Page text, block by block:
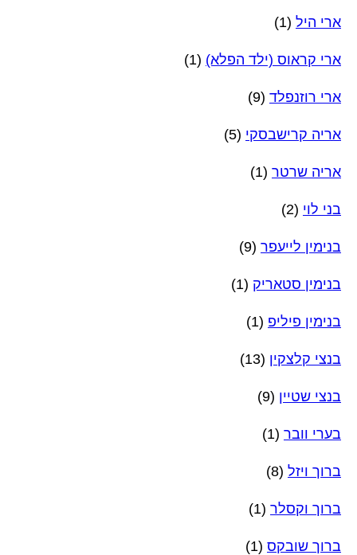
ארי היל (1)
ארי קראוס (ילד הפלא) (1)
ארי רוזנפלד (9)
אריה קרישבסקי (5)
אריה שרטר (1)
בני לוי (2)
בנימין לייעפר (9)
בנימין סטאריק (1)
בנימין פיליפ (1)
בנצי קלצקין (13)
בנצי שטיין (9)
בערי וובר (1)
ברוך ויזל (8)
ברוך וקסלר (1)
ברוך שובקס (1)